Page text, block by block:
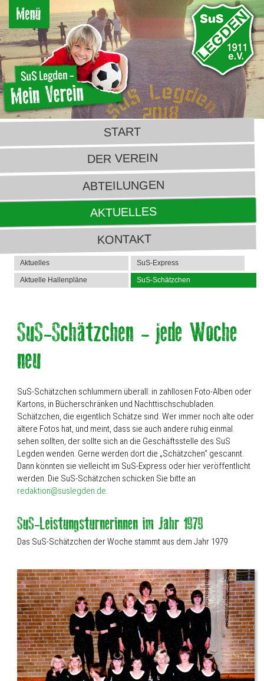
START
DER VEREIN
ABTEILUNGEN
AKTUELLES
KONTAKT
Aktuelles SuS-Express
Aktuelle Hallenpläne SuS-Schätzchen
SuS-Schätzchen schlummern überall: in zahllosen Foto-Alben oder
Kartons, in Bücherschränken und Nachttischschubladen.
Schätzchen, die eigentlich Schätze sind. Wer immer noch alte oder
ältere Fotos hat, und meint, dass sie auch andere ruhig einmal
sehen sollten, der sollte sich an die Geschäftsstelle des SuS
Legden wenden. Gerne werden dort die „Schätzchen“ gescannt.
Dann könnten sie vielleicht im SuS-Express oder hier veröffentlicht
werden. Die SuS-Schätzchen schicken Sie bitte an
redaktion@suslegden.de.
Das SuS-Schätzchen der Woche stammt aus dem Jahr 1979